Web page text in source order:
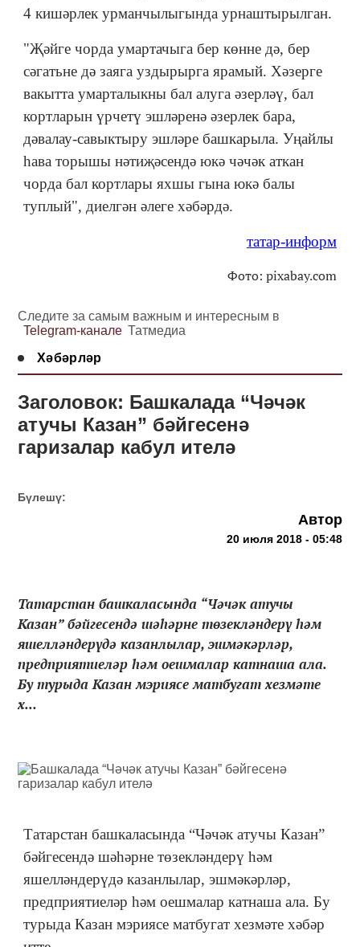
4 кишәрлек урманчылыгында урнаштырылган.
"Җәйге чорда умартачыга бер көнне дә, бер
сәгатьне дә заяга уздырырга ярамый. Хәзерге
вакытта умарталыкны бал алуга әзерләү, бал
кортларын үрчетү эшләренә әзерлек бара,
дәвалау-савыктыру эшләре башкарыла. Уңайлы
һава торышы нәтиҗәсендә юкә чәчәк аткан
чорда бал кортлары яхшы гына юкә балы
туплый", диелгән әлеге хәбәрдә.
татар-информ
Фото: pixabay.com
Следите за самым важным и интересным в
Telegram-канале Татмедиа
Хәбәрләр
Заголовок: Башкалада “Чәчәк
атучы Казан” бәйгесенә
гаризалар кабул ителә
Бүлешү:
Автор
20 июля 2018 - 05:48
Татарстан башкаласында “Чәчәк атучы
Казан” бәйгесендә шәһәрне төзекләндерү һәм
яшелләндерүдә казанлылар, эшмәкәрләр,
предприятиеләр һәм оешмалар катнаша ала.
Бу турыда Казан мэриясе матбугат хезмәте
х...
Татарстан башкаласында “Чәчәк атучы Казан”
бәйгесендә шәһәрне төзекләндерү һәм
яшелләндерүдә казанлылар, эшмәкәрләр,
предприятиеләр һәм оешмалар катнаша ала. Бу
турыда Казан мэриясе матбугат хезмәте хәбәр